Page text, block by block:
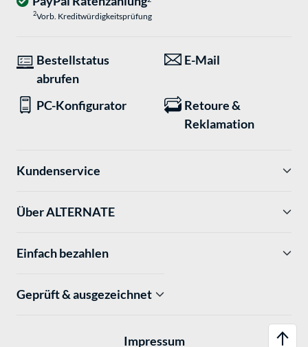
2Vorb. Kreditwürdigkeitsprüfung
Bestellstatus
abrufen
E-Mail
PC-Konfigurator
Retoure &
Reklamation
Kundenservice
Über ALTERNATE
Einfach bezahlen
Geprüft & ausgezeichnet
Impressum